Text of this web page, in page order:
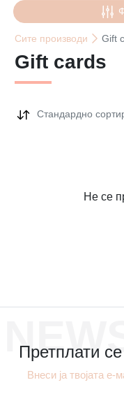
Сите производи Gift
Gift cards
Стандардно
Не се
Претплати
Внеси ја твојата е-